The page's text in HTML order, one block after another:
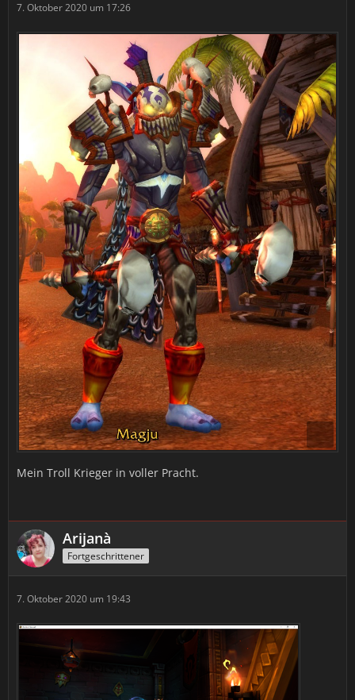
7. Oktober 2020 um 17:26
Mein Troll Krieger in voller Pracht.
Arijanà
Fortgeschrittener
7. Oktober 2020 um 19:43